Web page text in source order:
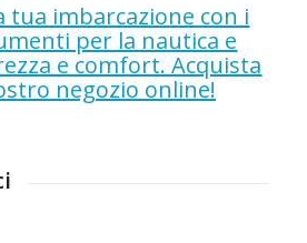
tua imbarcazione con i
per la nautica e
e comfort. Acquista
negozio online!